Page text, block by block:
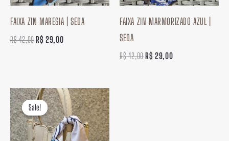
FAIXA ZIN MARESIA | SEDA
R$42,00R$ 29,00
FAIXA ZIN MARMORIZADO AZUL |
SEDA
R$42,00R$ 29,00
Sale!
Sale!
O
preço
original
era:
R$ 42,00.
O
preço
atual
é:
R$ 29,00.